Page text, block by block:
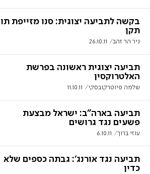
בקשה לתביעה יצוגית: סנו מזייפת תו
תקן
ניר הר זהב 26.10.11
תביעה יצוגית ראשונה בפרשת
האלטרוקסין
שלמה פיוטרקובסקי 11.10.11
תביעה בארה"ב: ישראל מבצעת
פשעים נגד גרושים
עוזי ברוך 6.10.11
תביעה נגד אורנג': גבתה כספים שלא
כדין